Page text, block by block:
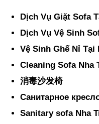
Dịch Vụ Giặt Sofa
Dịch Vụ Vệ Sinh
Vệ Sinh Ghế Nỉ Tại
Cleaning Sofa Nha
消毒沙发椅
Санитарное
Sanitary sofa Nha